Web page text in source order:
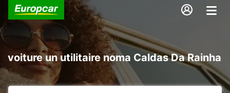
voiture un utilitaire noma Caldas Da Rainha